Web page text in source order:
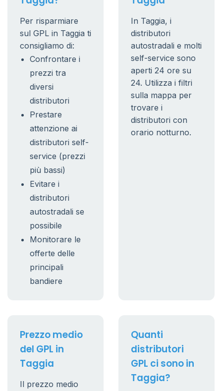
Per risparmiare
sul GPL in Taggia ti
consigliamo di:
Confrontare i
prezzi tra
diversi
distributori
Prestare
attenzione ai
distributori self-
service (prezzi
più bassi)
Evitare i
distributori
autostradali se
possibile
Monitorare le
offerte delle
principali
bandiere
In Taggia, i
distributori
autostradali e molti
self-service sono
aperti 24 ore su
24. Utilizza i filtri
sulla mappa per
trovare i
distributori con
orario notturno.
Prezzo medio
del GPL in
Taggia
Il prezzo medio
Quanti
distributori
GPL ci sono in
Taggia?